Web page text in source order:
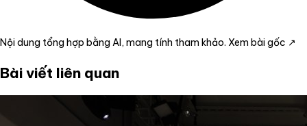
Nội dung tổng hợp bằng AI, mang tính tham khảo. Xem bài gốc ↗
Bài viết liên quan